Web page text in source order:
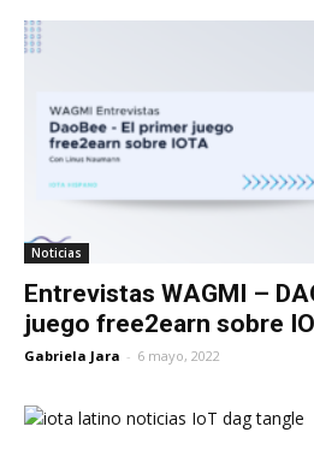
Noticias
Entrevistas WAGMI –
juego free2earn sobre
Gabriela Jara - 6 mayo, 2022